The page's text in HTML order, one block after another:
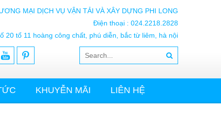
MẠI DỊCH VỤ VẬN TẢI VÀ XÂY DỰNG PHI LONG
Điện thoại : 024.2218.2828
20 tổ 11 hoàng công chất, phú diễn, bắc từ liêm, hà nội
KHUYỄN MÃI LIÊN HỆ